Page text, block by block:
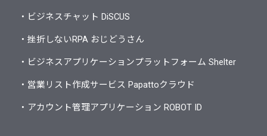
・ビジネスチャット DiSCUS
・挫折しないRPA おじどうさん
・ビジネスアプリケーションプラットフォーム Shelter
・営業リスト作成サービス Papattoクラウド
・アカウント管理アプリケーション ROBOT ID